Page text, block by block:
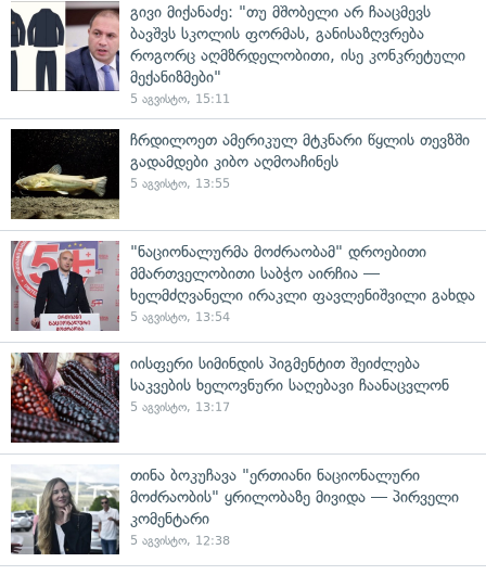
გივი მიქანაძე: "თუ მშობელი არ ჩააცმევს
ბავშვს სკოლის ფორმას, განისაზღვრება
როგორც აღმზრდელობითი, ისე კონკრეტული
მექანიზმები"
5 აგვისტო, 15:11
ჩრდილოეთ ამერიკულ მტკნარი წყლის თევზში
გადამდები კიბო აღმოაჩინეს
5 აგვისტო, 13:55
"ნაციონალურმა მოძრაობამ" დროებითი
მმართველობითი საბჭო აირჩია —
ხელმძღვანელი ირაკლი ფავლენიშვილი გახდა
5 აგვისტო, 13:54
იისფერი სიმინდის პიგმენტით შეიძლება
საკვების ხელოვნური საღებავი ჩაანაცვლონ
5 აგვისტო, 13:17
თინა ბოკუჩავა "ერთიანი ნაციონალური
მოძრაობის" ყრილობაზე მივიდა — პირველი
კომენტარი
5 აგვისტო, 12:38